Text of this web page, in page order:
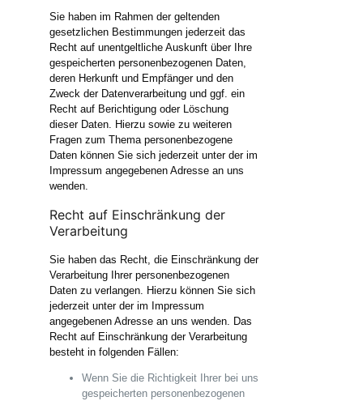
Sie haben im Rahmen der geltenden
gesetzlichen Bestimmungen jederzeit das
Recht auf unentgeltliche Auskunft über Ihre
gespeicherten personenbezogenen Daten,
deren Herkunft und Empfänger und den
Zweck der Datenverarbeitung und ggf. ein
Recht auf Berichtigung oder Löschung
dieser Daten. Hierzu sowie zu weiteren
Fragen zum Thema personenbezogene
Daten können Sie sich jederzeit unter der im
Impressum angegebenen Adresse an uns
wenden.
Recht auf Einschränkung der
Verarbeitung
Sie haben das Recht, die Einschränkung der
Verarbeitung Ihrer personenbezogenen
Daten zu verlangen. Hierzu können Sie sich
jederzeit unter der im Impressum
angegebenen Adresse an uns wenden. Das
Recht auf Einschränkung der Verarbeitung
besteht in folgenden Fällen:
Wenn Sie die Richtigkeit Ihrer bei uns
gespeicherten personenbezogenen